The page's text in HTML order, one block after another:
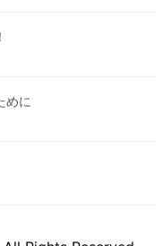
めに